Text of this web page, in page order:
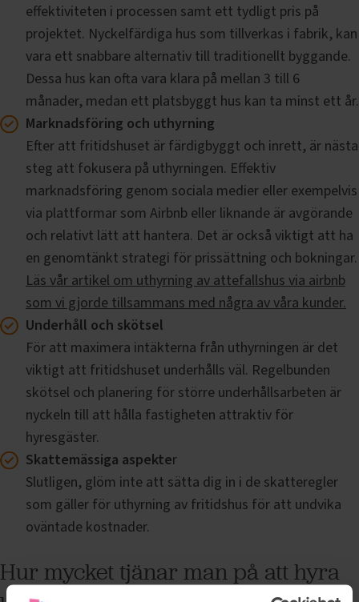
effektiviteten i processen samt ett tydligt pris på
projektet. Nyckelfärdiga hus som tillverkas i fabrik, kan
vara ett snabbare alternativ till traditionellt byggande.
Dessa hus kan ofta vara klara på mellan 3 till 6
månader, medan ett platsbyggt hus kan ta minst ett år.
Marknadsföring och uthyrning
Efter att fritidshuset är färdigbyggt och inrett, är nästa
steg att fokusera på uthyrningen. Effektiv
marknadsföring genom sociala medier eller exempelvis
via plattformar som Airbnb eller liknande är avgörande
och relativt lätt att hantera. Det är också viktigt att ha
en genomtänkt strategi för prissättning och bokningar.
Läs vår artikel om uthyrning av attefallshus via airbnb
som vi gjorde tillsammans med några av våra kunder.
Underhåll och skötsel
För att maximera intäkterna från uthyrningen är det
viktigt att fritidshuset underhålls väl. Regelbunden
skötsel och planering för större underhållsarbeten är
nyckeln till att hålla fastigheten attraktiv för
hyresgäster.
Skattemässiga aspekter
Slutligen, glöm inte att sätta dig in i de skatteregler
som gäller för uthyrning av fritidshus för att undvika
oväntade kostnader.
Hur mycket tjänar man på att hyra